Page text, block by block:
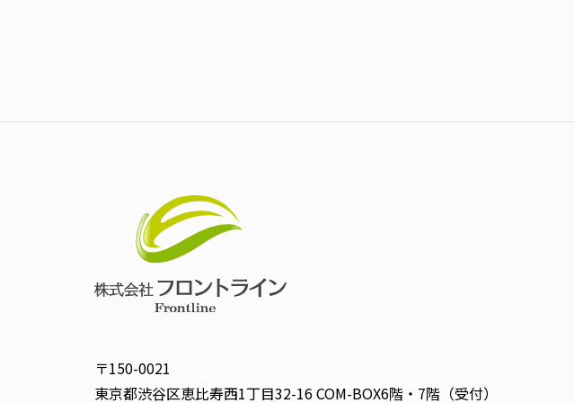
〒150-0021
東京都渋谷区恵比寿西1丁目32-16COM-BOX6階・7階（受付）